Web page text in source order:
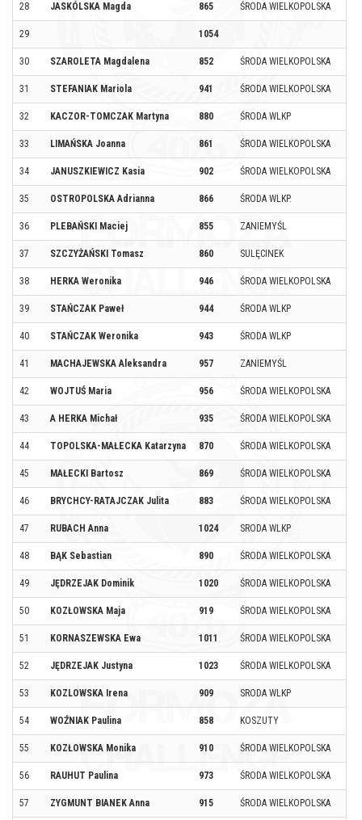
28 JASKÓLSKA Magda 865 ŚRODA WIELKOPOLSKA
29 1054
30 SZAROLETA Magdalena 852 ŚRODA WIELKOPOLSKA
31 STEFANIAK Mariola 941 ŚRODA WIELKOPOLSKA
32 KACZOR-TOMCZAK Martyna 880 ŚRODA WLKP
33 LIMAŃSKA Joanna 861 ŚRODA WIELKOPOLSKA
34 JANUSZKIEWICZ Kasia 902 ŚRODA WIELKOPOLSKA
35 OSTROPOLSKA Adrianna 866 ŚRODA WLKP.
36 PLEBAŃSKI Maciej 855 ZANIEMYŚL
37 SZCZYŻAŃSKI Tomasz 860 SULĘCINEK
38 HERKA Weronika 946 ŚRODA WIELKOPOLSKA
39 STAŃCZAK Paweł 944 ŚRODA WLKP
40 STAŃCZAK Weronika 943 ŚRODA WLKP
41 MACHAJEWSKA Aleksandra 957 ZANIEMYŚL
42 WOJTUŚ Maria 956 ŚRODA WIELKOPOLSKA
43 A HERKA Michał 935 ŚRODA WIELKOPOLSKA
44 TOPOLSKA-MAŁECKA Katarzyna 870 ŚRODA WIELKOPOLSKA
45 MAŁECKI Bartosz 869 ŚRODA WIELKOPOLSKA
46 BRYCHCY-RATAJCZAK Julita 883 ŚRODA WIELKOPOLSKA
47 RUBACH Anna 1024 SRODA WLKP
48 BĄK Sebastian 890 ŚRODA WIELKOPOLSKA
49 JĘDRZEJAK Dominik 1020 ŚRODA WIELKOPOLSKA
50 KOZŁOWSKA Maja 919 ŚRODA WIELKOPOLSKA
51 KORNASZEWSKA Ewa 1011 ŚRODA WIELKOPOLSKA
52 JĘDRZEJAK Justyna 1023 ŚRODA WIELKOPOLSKA
53 KOZLOWSKA Irena 909 SRODA WLKP
54 WOŹNIAK Paulina 858 KOSZUTY
55 KOZŁOWSKA Monika 910 ŚRODA WIELKOPOLSKA
56 RAUHUT Paulina 973 ŚRODA WIELKOPOLSKA
57 ZYGMUNT BIANEK Anna 915 ŚRODA WIELKOPOLSKA